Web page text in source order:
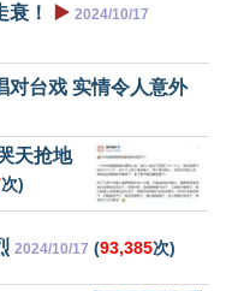
！ ▶️ 2024/10/17
对台戏 实情令人意外
天抢地
次)
2024/10/17 (93,385次)